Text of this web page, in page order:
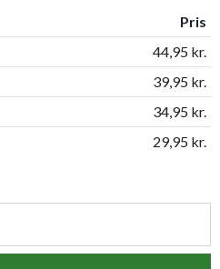
Pris
44,95 kr.
39,95 kr.
34,95 kr.
29,95 kr.